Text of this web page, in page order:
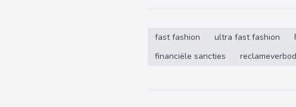
fast fashion ultra fast fashion
financiële sancties
reclameverbod